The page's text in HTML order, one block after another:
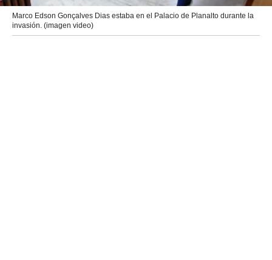
Marco Edson Gonçalves Dias estaba en el Palacio de Planalto durante la
invasión. (imagen video)